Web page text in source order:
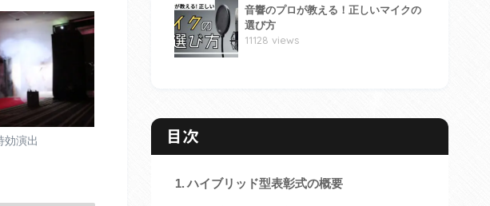
効演出
音響のプロが教える！正しいマイクの
選び方
11128 views
目次
ハイブリッド型表彰式の概要